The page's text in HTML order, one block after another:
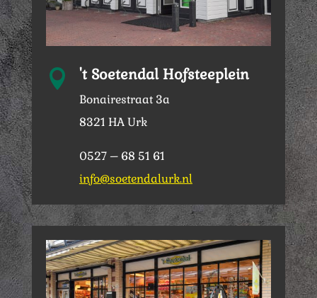
 't Soetendal Hofsteeplein
Bonairestraat 3a
8321 HA Urk
0527 – 68 51 61
info@soetendalurk.nl